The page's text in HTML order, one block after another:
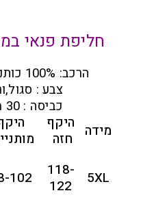
חליפת פנאי
הרכב: 100% כותנה .הרכב דק
צבע :
כביסה : 30 מעלות
מידה
היקף
חזה
5XL
118-
122
102